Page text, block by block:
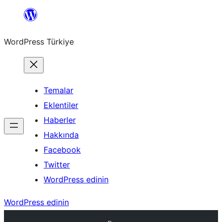
İçeriğe
WordPress Türkiye
Temalar
Eklentiler
Haberler
Hakkında
Facebook
Twitter
WordPress edinin
WordPress edinin